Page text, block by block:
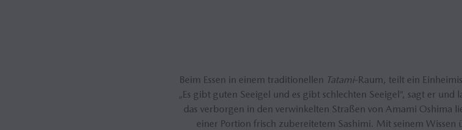
Beim Essen in einem traditionellen Tatami-Raum, teilt ein
„Es gibt guten Seeigel und es gibt schlechten Seeigel“, sagt er
das verborgen in den verwinkelten Straßen von Amami Oshima
einer Portion frisch zubereitetem Sashimi. Mit seinem Wissen